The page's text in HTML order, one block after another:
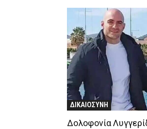
ΔΙΚΑΙΟΣΥΝΗ
Δολοφονία